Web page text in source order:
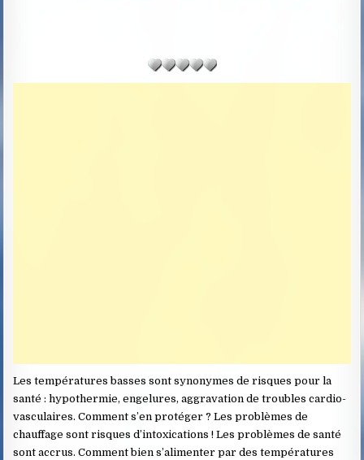
Les températures basses sont synonymes de risques pour la
santé : hypothermie, engelures, aggravation de troubles cardio-
vasculaires. Comment s’en protéger ? Les problèmes de
chauffage sont risques d’intoxications ! Les problèmes de santé
sont accrus. Comment bien s’alimenter par des températures